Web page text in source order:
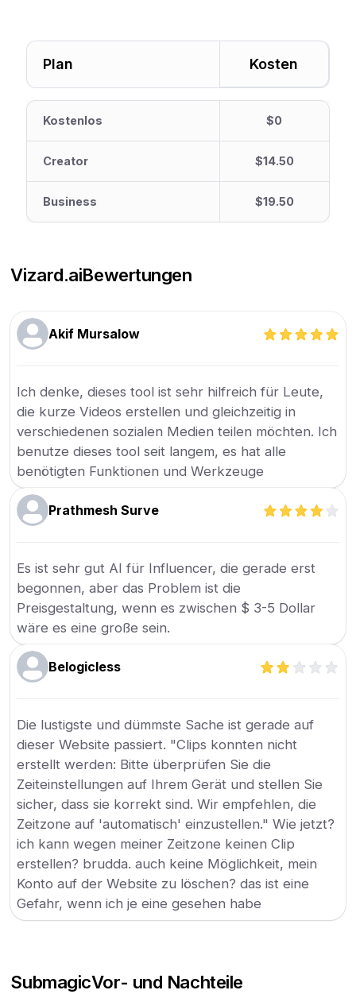
Plan Kosten
Kostenlos $0
Creator $14.50
Business $19.50
Vizard.aiBewertungen
Akif Mursalow
Ich denke, dieses tool ist sehr hilfreich für Leute,
die kurze Videos erstellen und gleichzeitig in
verschiedenen sozialen Medien teilen möchten. Ich
benutze dieses tool seit langem, es hat alle
benötigten Funktionen und Werkzeuge
Prathmesh Surve
Es ist sehr gut AI für Influencer, die gerade erst
begonnen, aber das Problem ist die
Preisgestaltung, wenn es zwischen $ 3-5 Dollar
wäre es eine große sein.
Belogicless
Die lustigste und dümmste Sache ist gerade auf
dieser Website passiert. "Clips konnten nicht
erstellt werden: Bitte überprüfen Sie die
Zeiteinstellungen auf Ihrem Gerät und stellen Sie
sicher, dass sie korrekt sind. Wir empfehlen, die
Zeitzone auf 'automatisch' einzustellen." Wie jetzt?
ich kann wegen meiner Zeitzone keinen Clip
erstellen? brudda. auch keine Möglichkeit, mein
Konto auf der Website zu löschen? das ist eine
Gefahr, wenn ich je eine gesehen habe
SubmagicVor- und Nachteile